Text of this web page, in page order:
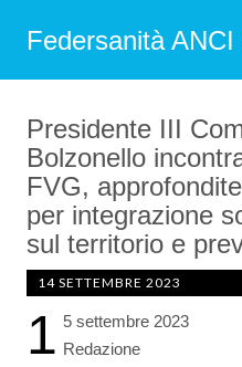
Federsanità ANCI
Presidente III
Bolzonello
FVG,
per integrazione
sul territorio e
14 SETTEMBRE 2023
1 5 settembre 2023
Redazione